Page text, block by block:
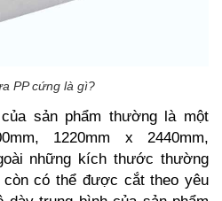
PP cứng là gì?
sản phẩm thường là một
1220mm x 2440mm,
những kích thước thường
có thể được cắt theo yêu